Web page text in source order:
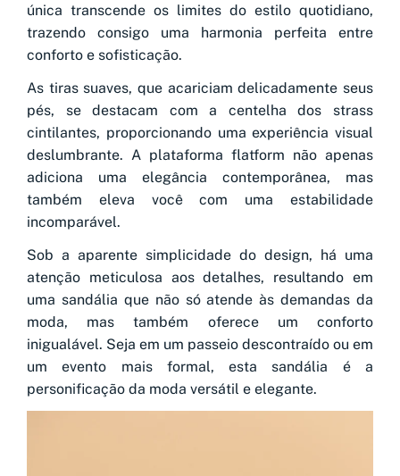
única transcende os limites do estilo quotidiano,
trazendo consigo uma harmonia perfeita entre
conforto e sofisticação.
As tiras suaves, que acariciam delicadamente seus
pés, se destacam com a centelha dos strass
cintilantes, proporcionando uma experiência visual
deslumbrante. A plataforma flatform não apenas
adiciona uma elegância contemporânea, mas
também eleva você com uma estabilidade
incomparável.
Sob a aparente simplicidade do design, há uma
atenção meticulosa aos detalhes, resultando em
uma sandália que não só atende às demandas da
moda, mas também oferece um conforto
inigualável. Seja em um passeio descontraído ou em
um evento mais formal, esta sandália é a
personificação da moda versátil e elegante.